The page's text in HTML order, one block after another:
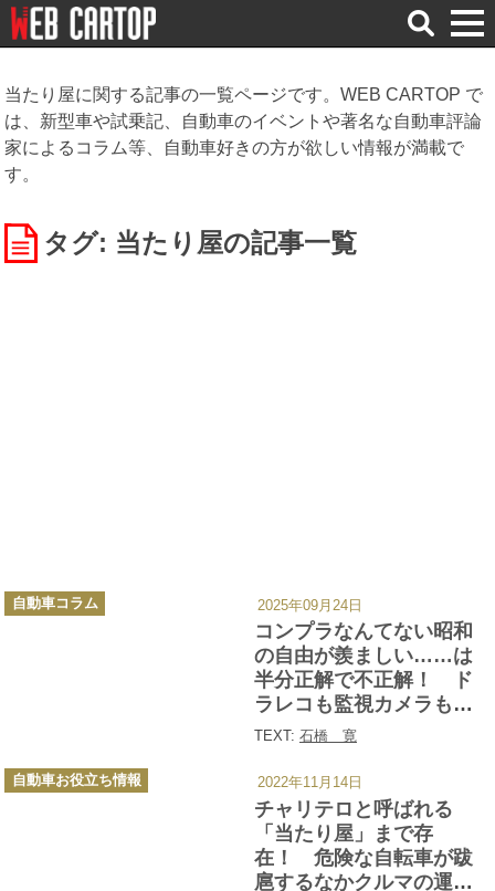
検
索
当たり屋に関する記事の一覧ページです。WEB CARTOP で
は、新型車や試乗記、自動車のイベントや著名な自動車評論
家によるコラム等、自動車好きの方が欲しい情報が満載で
す。
タグ: 当たり屋の記事一覧
コンプラなんてない昭和
の自由が羨ましい……は
半分正解で不正解！ ド
ラレコも監視カメラもな
いから「クルマのトラブ
っぷりだった
TEXT: 石橋 寛
カ
テ
自動車コラム 2025年09月24日
チャリテロと呼ばれる
「当たり屋」まで存
在！ 危険な自転車が跋
扈するなかクルマの運転
カ
テ
自動車お役立ち情報 2022年11月14日